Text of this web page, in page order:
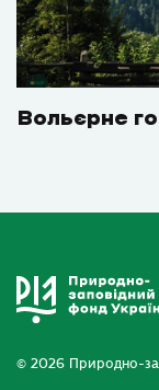
Вольєрне
© 2026 Природно-